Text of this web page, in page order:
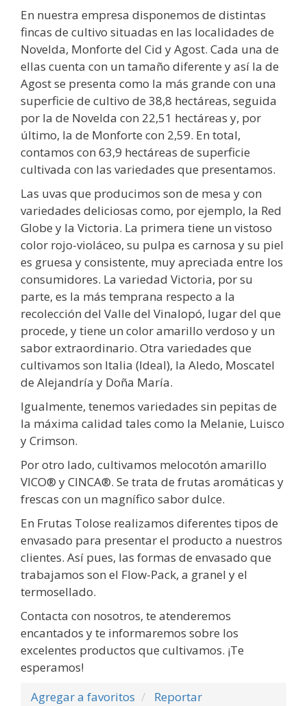
En nuestra empresa disponemos de distintas
fincas de cultivo situadas en las localidades de
Novelda, Monforte del Cid y Agost. Cada una de
ellas cuenta con un tamaño diferente y así la de
Agost se presenta como la más grande con una
superficie de cultivo de 38,8 hectáreas, seguida
por la de Novelda con 22,51 hectáreas y, por
último, la de Monforte con 2,59. En total,
contamos con 63,9 hectáreas de superficie
cultivada con las variedades que presentamos.
Las uvas que producimos son de mesa y con
variedades deliciosas como, por ejemplo, la Red
Globe y la Victoria. La primera tiene un vistoso
color rojo-violáceo, su pulpa es carnosa y su piel
es gruesa y consistente, muy apreciada entre los
consumidores. La variedad Victoria, por su
parte, es la más temprana respecto a la
recolección del Valle del Vinalopó, lugar del que
procede, y tiene un color amarillo verdoso y un
sabor extraordinario. Otra variedades que
cultivamos son Italia (Ideal), la Aledo, Moscatel
de Alejandría y Doña María.
Igualmente, tenemos variedades sin pepitas de
la máxima calidad tales como la Melanie, Luisco
y Crimson.
Por otro lado, cultivamos melocotón amarillo
VICO® y CINCA®. Se trata de frutas aromáticas y
frescas con un magnífico sabor dulce.
En Frutas Tolose realizamos diferentes tipos de
envasado para presentar el producto a nuestros
clientes. Así pues, las formas de envasado que
trabajamos son el Flow-Pack, a granel y el
termosellado.
Contacta con nosotros, te atenderemos
encantados y te informaremos sobre los
excelentes productos que cultivamos. ¡Te
esperamos!
Agregar a favoritos
Reportar